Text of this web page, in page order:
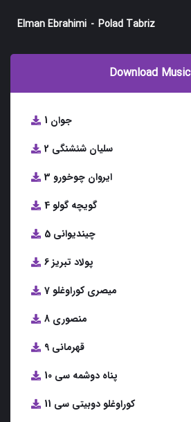
Elman Ebrahimi - Polad Tabriz
Download Music
1 جوان
2 سلیان شئشنگی
3 ایروان چوخورو
4 گویچه گولو
5 چیندیوانی
6 پولاد تبریز
7 میصری کوراوغلو
8 منصوری
9 قهرمانی
10 پناه دوشمه سی
11 کوراوغلو دوبیتی سی